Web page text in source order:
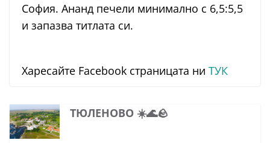
София. Ананд печели минимално с 6,5:5,5
и запазва титлата си.
Харесайте Facebook страницата ни ТУК
ТЮЛЕНОВО ☀️🌊🪨